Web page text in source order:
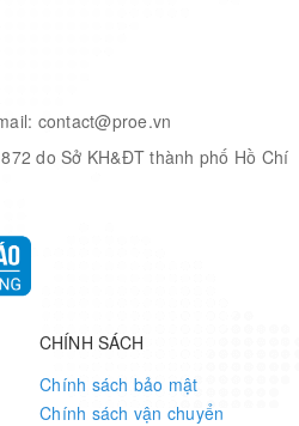
driving wheels
4
obstacle ability
contact@proe.vn
do Sở KH&ĐT thành phố Hồ Chí
CHÍNH SÁCH
Chính sách bảo mật
Chính sách vận chuyển